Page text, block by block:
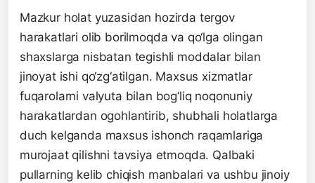
Mazkur holat yuzasidan hozirda tergov
harakatlari olib borilmoqda va qo‘lga olingan
shaxslarga nisbatan tegishli moddalar bilan
jinoyat ishi qo‘zg‘atilgan. Maxsus xizmatlar
fuqarolarni valyuta bilan bog‘liq noqonuniy
harakatlardan ogohlantirib, shubhali holatlarga
duch kelganda maxsus ishonch raqamlariga
murojaat qilishni tavsiya etmoqda. Qalbaki
pullarning kelib chiqish manbalari va ushbu jinoiy